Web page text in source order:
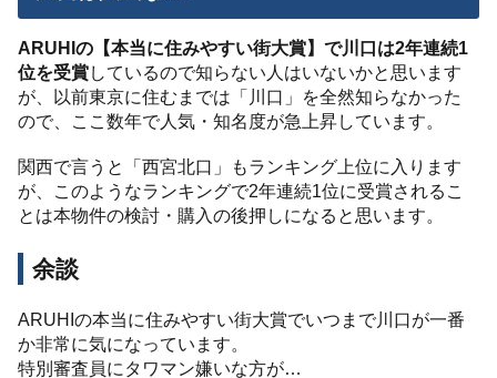
ARUHIの【本当に住みやすい街大賞】で川口は2年連続1
位を受賞しているので知らない人はいないかと思います
が、以前東京に住むまでは「川口」を全然知らなかった
ので、ここ数年で人気・知名度が急上昇しています。
関西で言うと「西宮北口」もランキング上位に入ります
が、このようなランキングで2年連続1位に受賞されるこ
とは本物件の検討・購入の後押しになると思います。
余談
ARUHIの本当に住みやすい街大賞でいつまで川口が一番
か非常に気になっています。
特別審査員にタワマン嫌いな方が…